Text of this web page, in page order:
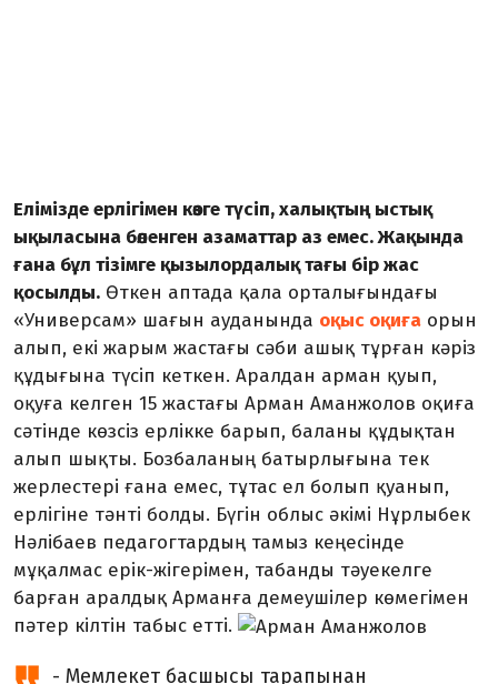
Елімізде ерлігімен көзге түсіп, халықтың ыстық
ықыласына бөленген азаматтар аз емес. Жақында
ғана бұл тізімге қызылордалық тағы бір жас
қосылды. Өткен аптада қала орталығындағы
«Универсам» шағын ауданында оқыс оқиға орын
алып, екі жарым жастағы сәби ашық тұрған кәріз
құдығына түсіп кеткен. Аралдан арман қуып,
оқуға келген 15 жастағы Арман Аманжолов оқиға
сәтінде көзсіз ерлікке барып, баланы құдықтан
алып шықты. Бозбаланың батырлығына тек
жерлестері ғана емес, тұтас ел болып қуанып,
ерлігіне тәнті болды. Бүгін облыс әкімі Нұрлыбек
Нәлібаев педагогтардың тамыз кеңесінде
мұқалмас ерік-жігерімен, табанды тәуекелге
барған аралдық Арманға демеушілер көмегімен
пәтер кілтін табыс етті.
- Мемлекет басшысы тарапынан